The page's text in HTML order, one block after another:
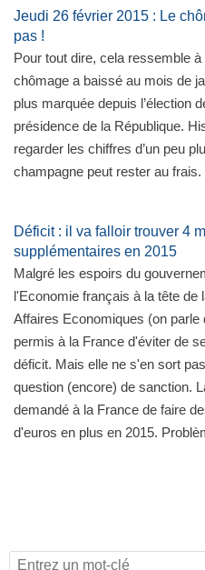
Jeudi 26 février 2015 : Le
pas !
Pour tout dire, cela ressemble
chômage a baissé au mois de
plus marquée depuis l’élection
présidence de la République.
regarder les chiffres d’un peu
champagne peut rester au frais.
Déficit : il va falloir trouver 4
supplémentaires en 2015
Malgré les espoirs du
l'Economie français à la tête de
Affaires Economiques (on
permis à la France d'éviter de
déficit. Mais elle ne s'en sort
question (encore) de sanction.
demandé à la France de faire
d'euros en plus en 2015.